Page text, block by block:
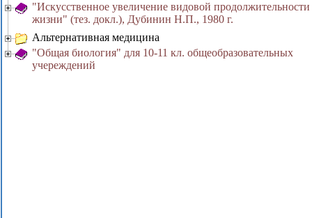
"Искусственное увеличение видовой продолжительности
жизни" (тез. докл.), Дубинин Н.П., 1980 г.
Альтернативная медицина
"Общая биология" для 10-11 кл. общеобразовательных
учереждений